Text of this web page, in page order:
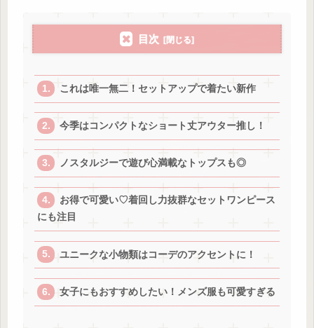
目次
これは唯一無二！セットアップで着たい新作
今季はコンパクトなショート丈アウター推し！
ノスタルジーで遊び心満載なトップスも◎
お得で可愛い♡着回し力抜群なセットワンピース
にも注目
ユニークな小物類はコーデのアクセントに！
女子にもおすすめしたい！メンズ服も可愛すぎる